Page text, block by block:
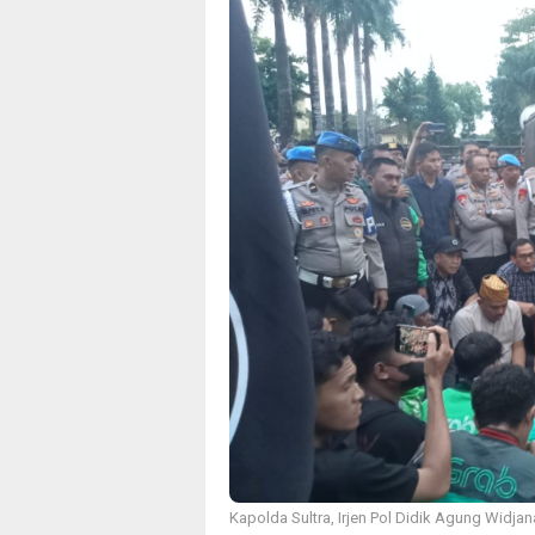
Kapolda Sultra, Irjen Pol Didik Agung